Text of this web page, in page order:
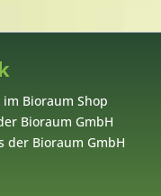
Bioraum Shop
Bioraum GmbH
der Bioraum GmbH